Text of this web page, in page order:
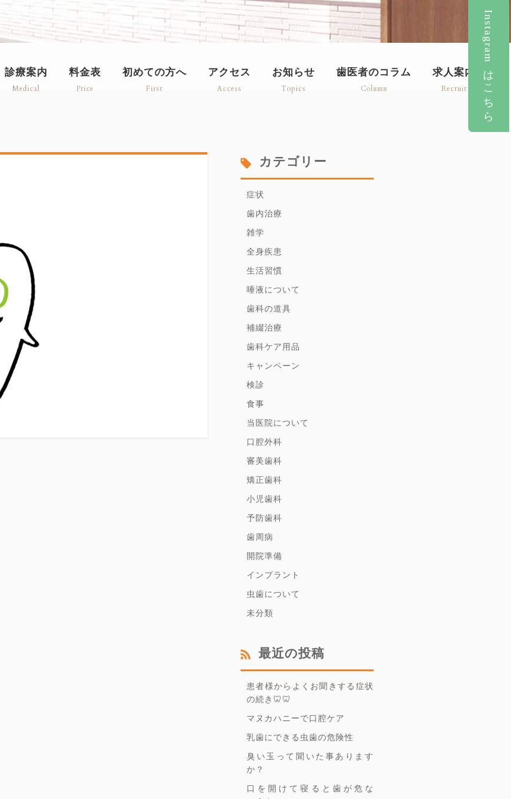
診療案内
Medical
料金表
Price
初めての方へ
First
アクセス
Access
お知らせ
Topics
歯医者のコラム
Column
求人案内
Recruit Instagramはこちら
カテゴリー
症状
歯内治療
雑学
全身疾患
生活習慣
唾液について
歯科の道具
補綴治療
歯科ケア用品
キャンペーン
検診
食事
当医院について
口腔外科
審美歯科
矯正歯科
小児歯科
予防歯科
歯周病
開院準備
インプラント
虫歯について
未分類
最近の投稿
患者様からよくお聞きする症状
の続き🦷🦷
マヌカハニーで口腔ケア
乳歯にできる虫歯の危険性
臭い玉って聞いた事あります
か？
口を開けて寝ると歯が危な